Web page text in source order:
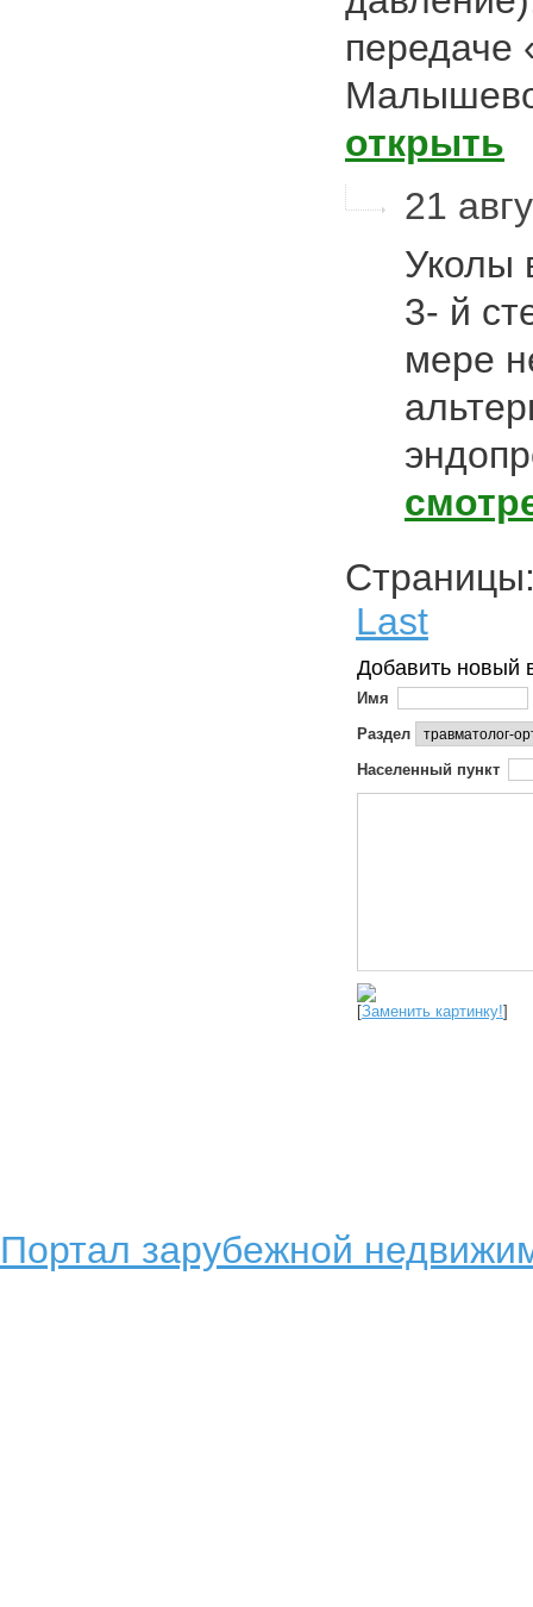
передаче
открыть
21
Уколы
3- й
мере
Last
Добавить новый
Имя
Раздел
Населенный пункт
[Заменить картинку!]
Портал зарубежной